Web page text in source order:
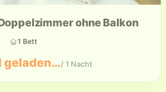
ohne Balkon
1 Bett
geladen…/ 1 Nacht